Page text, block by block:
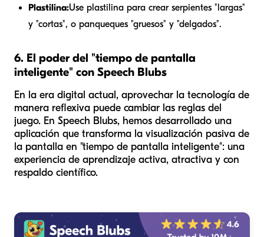
Plastilina:Use plastilina para crear serpientes "largas"
y "cortas", o panqueques "gruesos" y "delgados".
6. El poder del "tiempo de pantalla
inteligente" con Speech Blubs
En la era digital actual, aprovechar la tecnología de
manera reflexiva puede cambiar las reglas del
juego. En Speech Blubs, hemos desarrollado una
aplicación que transforma la visualización pasiva de
la pantalla en "tiempo de pantalla inteligente": una
experiencia de aprendizaje activa, atractiva y con
respaldo científico.